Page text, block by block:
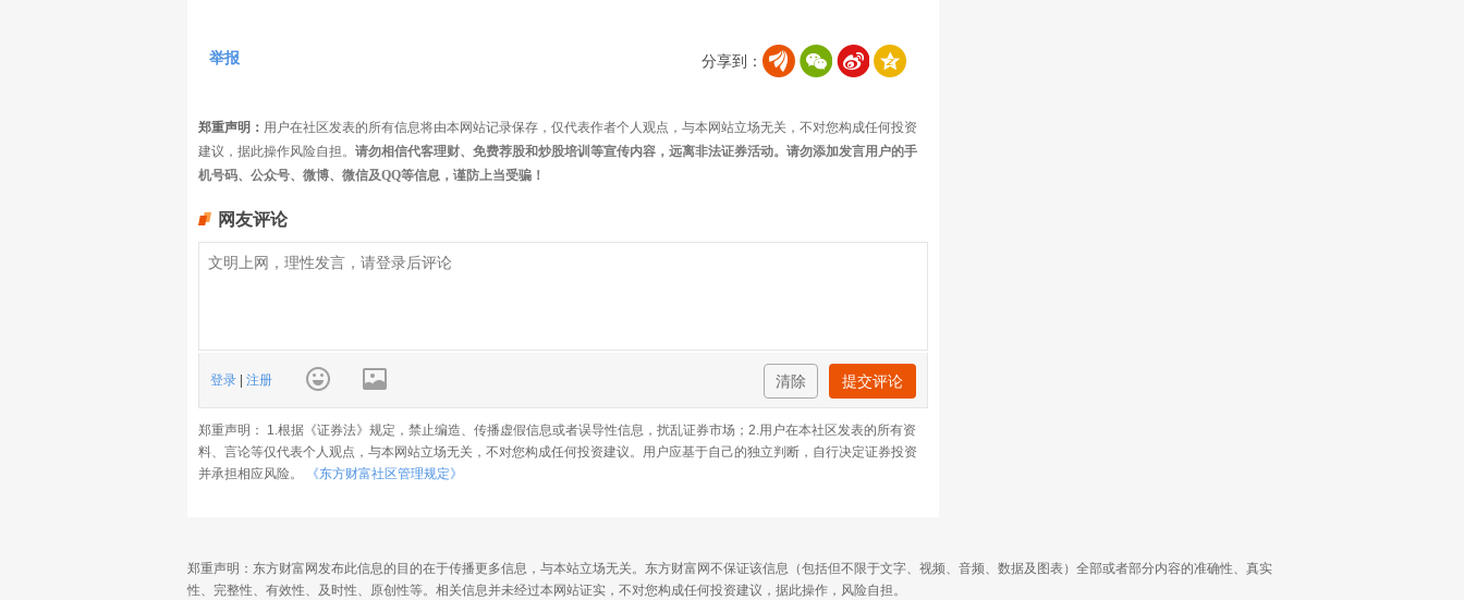
分享到：
举报
郑重声明： 用户在社区发表的所有信息将由本网站记录保存，仅代表作者个人观点，与本网站立场无关，不对您构成任何投资
建议，据此操作风险自担。 请勿相信代客理财、免费荐股和炒股培训等宣传内容，远离非法证券活动。请勿添加发言用户的手
机号码、公众号、微博、微信及QQ等信息，谨防上当受骗！
网友评论
登录 | 注册 清除 提交评论
郑重声明： 1.根据《证券法》规定，禁止编造、传播虚假信息或者误导性信息，扰乱证券市场；2.用户在本社区发表的所有资
料、言论等仅代表个人观点，与本网站立场无关，不对您构成任何投资建议。用户应基于自己的独立判断，自行决定证券投资
并承担相应风险。
《东方财富社区管理规定》
郑重声明：东方财富网发布此信息的目的在于传播更多信息，与本站立场无关。东方财富网不保证该信息（包括但不限于文字、视频、音频、数据及图表）全部或者部分内容的准确性、真实
性、完整性、有效性、及时性、原创性等。相关信息并未经过本网站证实，不对您构成任何投资建议，据此操作，风险自担。